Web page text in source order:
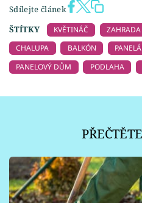
Sdílejte článek
ŠTÍTKY
KVĚTINÁČ ZAHRADA
CHALUPA
BALKÓN
PANELOVÝ DŮM
PODLAHA